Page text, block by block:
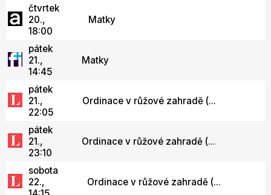
čtvrtek
20.,
18:00
Matky
pátek
21.,
14:45
Matky
pátek
21.,
22:05
Ordinace v růžové zahradě (...
pátek
21.,
23:10
Ordinace v růžové zahradě (...
sobota
22.,
Ordinace v růžové zahradě (...